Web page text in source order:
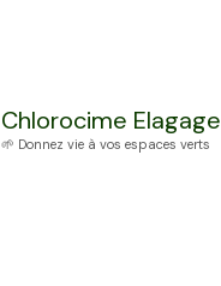
Chlorocime Elagage
🌱 Donnez vie à vos espaces verts